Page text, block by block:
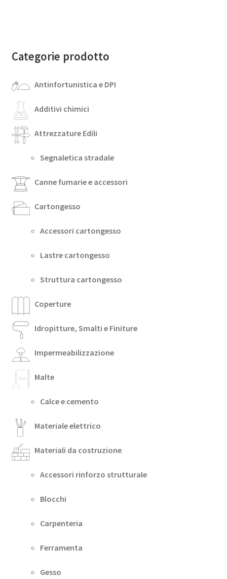
Categorie prodotto
Antinfortunistica e DPI
Additivi chimici
Attrezzature Edili
Segnaletica stradale
Canne fumarie e accessori
Cartongesso
Accessori cartongesso
Lastre cartongesso
Struttura cartongesso
Coperture
Idropitture, Smalti e Finiture
Impermeabilizzazione
Malte
Calce e cemento
Materiale elettrico
Materiali da costruzione
Accessori rinforzo strutturale
Blocchi
Carpenteria
Ferramenta
Gesso